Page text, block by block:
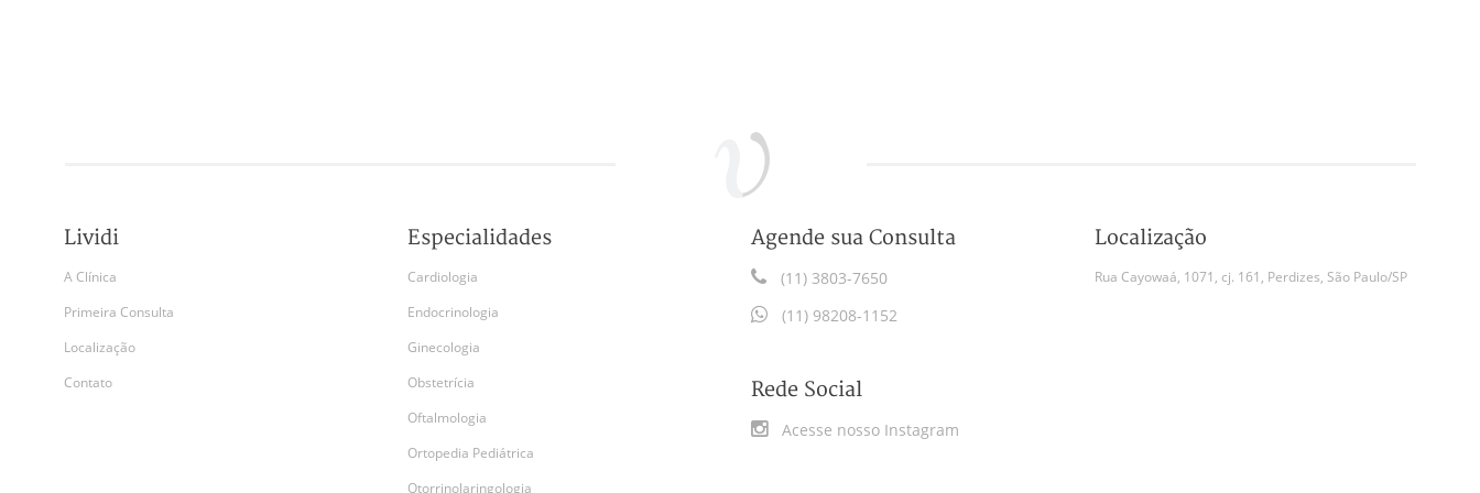
Lividi
A Clínica
Primeira Consulta
Localização
Contato
Especialidades
Cardiologia
Endocrinologia
Ginecologia
Obstetrícia
Oftalmologia
Ortopedia Pediátrica
Otorrinolaringologia
Agende sua Consulta
(11) 3803-7650
(11) 98208-1152
Rede Social
Acesse nosso Instagram
Localização
Rua Cayowaá, 1071, cj. 161, Perdizes, São Paulo/SP